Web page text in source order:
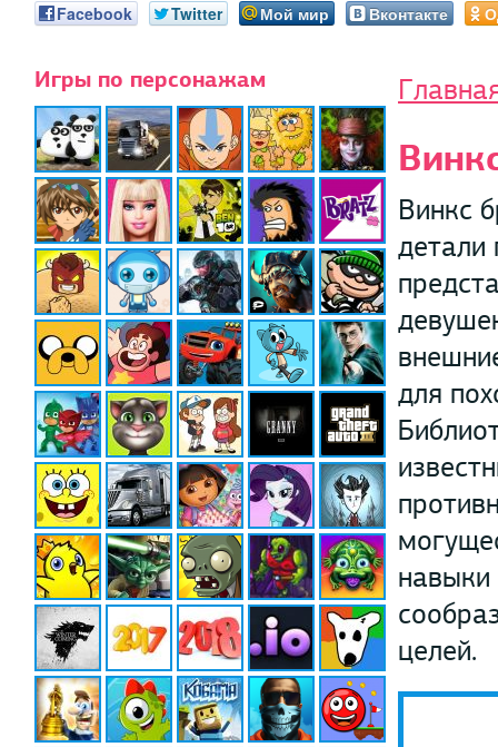
Facebook Twitter Мой мир Вконтакте
Игры по персонажам
Винкс
детали
для
навыки
целей.